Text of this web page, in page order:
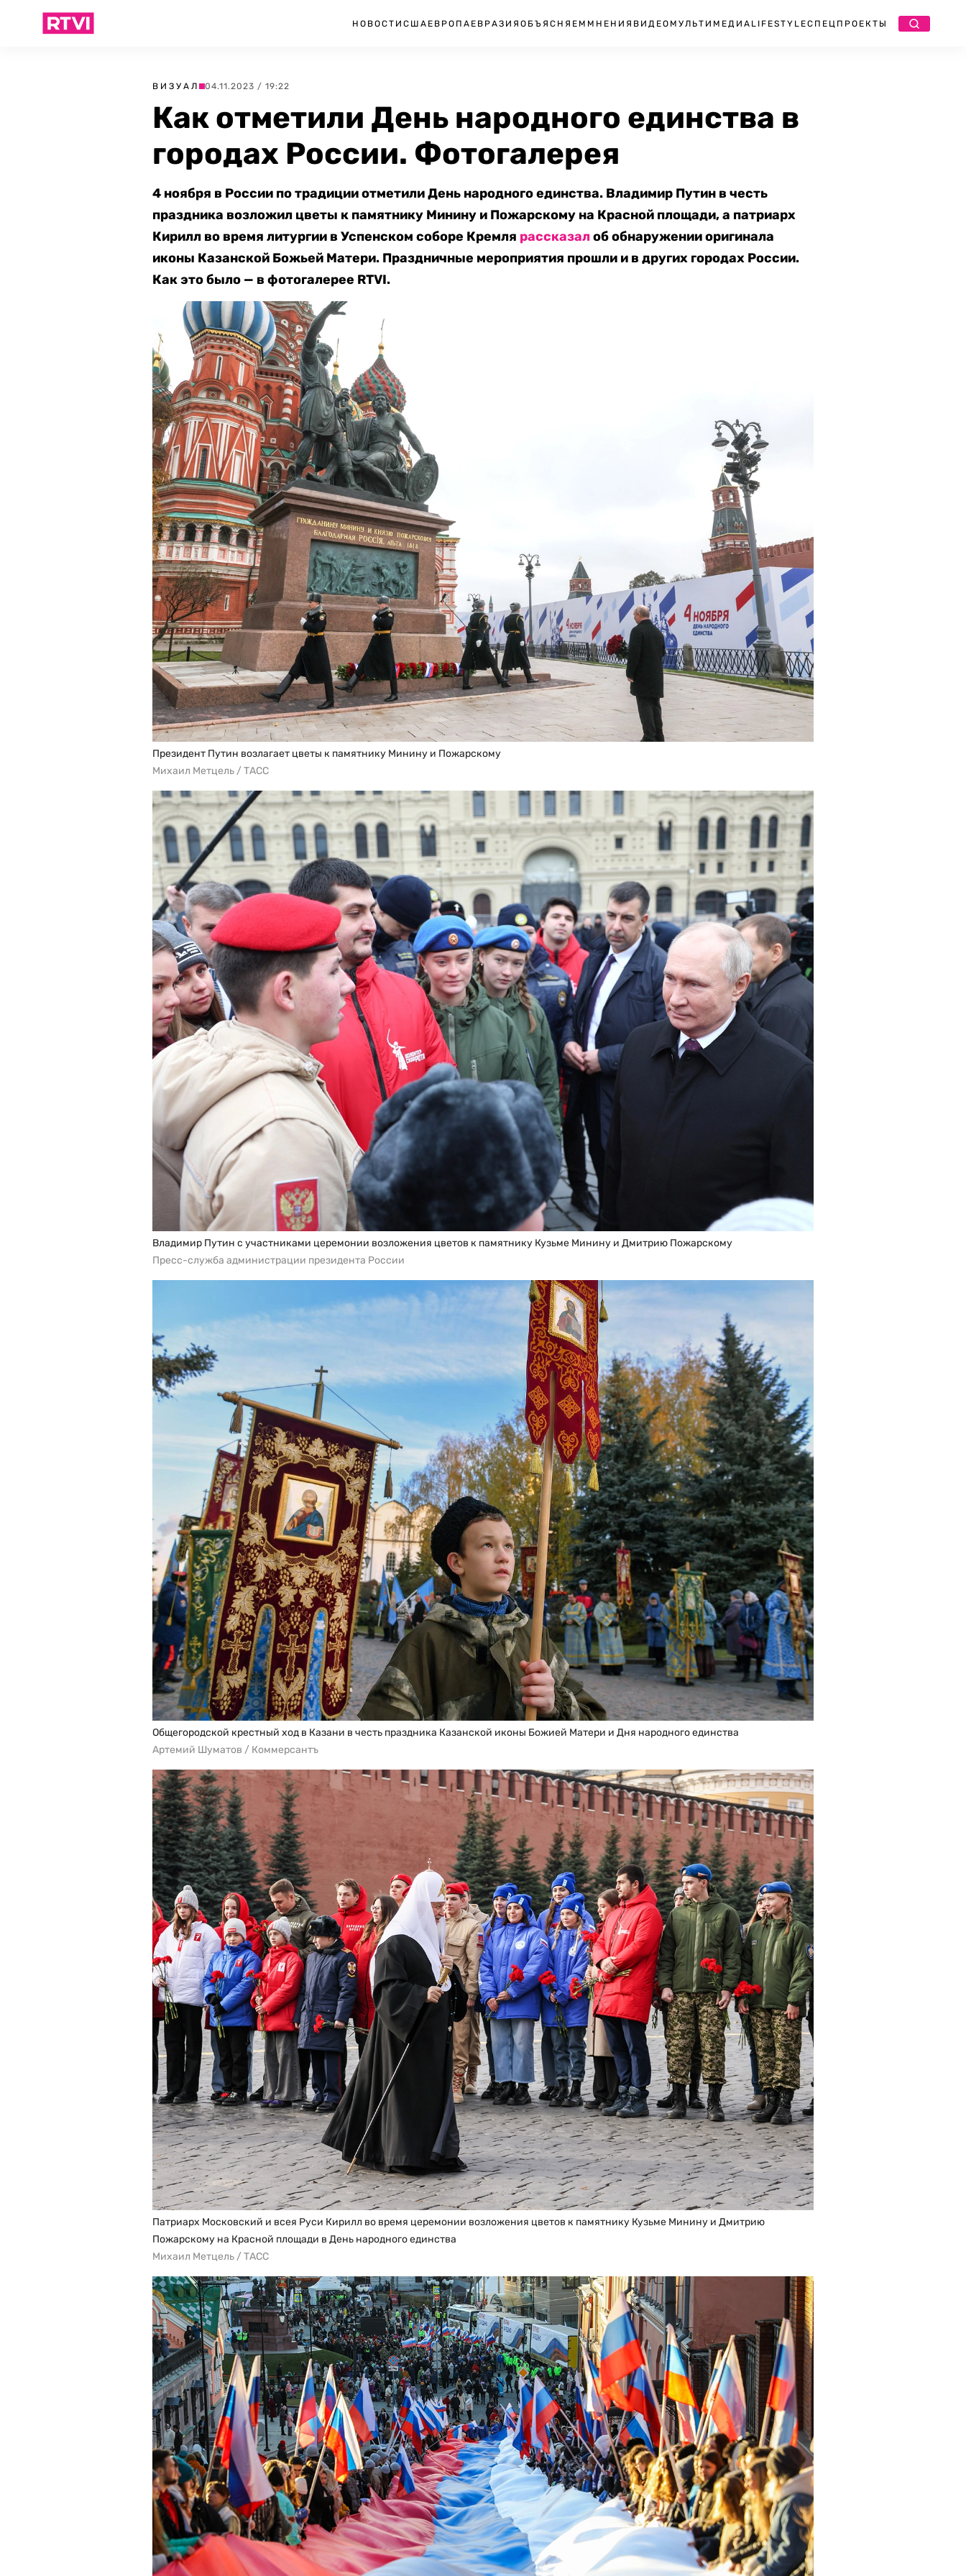
НОВОСТИ США ЕВРОПА ЕВРАЗИЯ ОБЪЯСНЯЕМ МНЕНИЯ ВИДЕО МУЛЬТИМЕДИА LIFESTYLEСПЕЦПРОЕКТЫ
ВИЗУАЛ 04.11.2023 / 19:22
Как отметили День народного единства в
городах России. Фотогалерея
4 ноября в России по традиции отметили День народного единства. Владимир Путин в честь
праздника возложил цветы к памятнику Минину и Пожарскому на Красной площади, а патриарх
Кирилл во время литургии в Успенском соборе Кремля рассказалоб обнаружении оригинала
иконы Казанской Божьей Матери. Праздничные мероприятия прошли и в других городах России.
Как это было — в фотогалерее RTVI.
Президент Путин возлагает цветы к памятнику Минину и Пожарскому
Михаил Метцель / ТАСС
Владимир Путин с участниками церемонии возложения цветов к памятнику Кузьме Минину и Дмитрию Пожарскому
Пресс-служба администрации президента России
Общегородской крестный ход в Казани в честь праздника Казанской иконы Божией Матери и Дня народного единства
Артемий Шуматов / Коммерсантъ
Патриарх Московский и всея Руси Кирилл во время церемонии возложения цветов к памятнику Кузьме Минину и Дмитрию
Пожарскому на Красной площади в День народного единства
Михаил Метцель / ТАСС